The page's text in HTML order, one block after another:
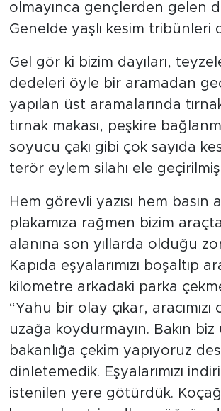
olmayınca gençlerden gelen
Genelde yaşlı kesim tribünleri
Gel gör ki bizim dayıları,
dedeleri öyle bir aramadan
yapılan üst aramalarında
tırnak makası, peşkire
soyucu çakı gibi çok sayıda
terör eylem silahı ele
Hem görevli yazısı hem basın
plakamıza rağmen bizim
alanına son yıllarda olduğu
Kapıda eşyalarımızı boşaltıp
kilometre arkadaki parka
“Yahu bir olay çıkar, aracımızı
uzağa koydurmayın. Bakın
bakanlığa çekim yapıyoruz
dinletemedik. Eşyalarımızı
istenilen yere götürdük.